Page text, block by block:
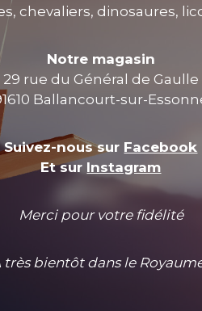
chevaliers, dinosaures,
Notre magasin
29 rue du Général de Gaulle
Ballancourt-sur-
Suivez-nous sur Facebook
Et sur Instagram
Merci pour votre fidélité
très bientôt dans le